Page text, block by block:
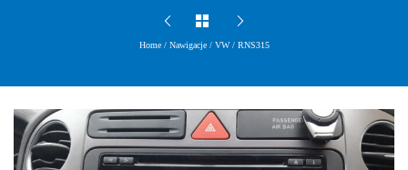
Home / Nawigacje / VW / RNS315